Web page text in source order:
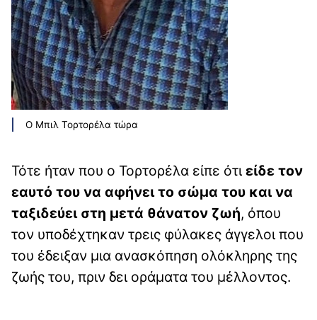
Ο Μπιλ Τορτορέλα τώρα
Τότε ήταν που ο Τορτορέλα είπε ότι είδε τον
εαυτό του να αφήνει το σώμα του και να
ταξιδεύει στη μετά θάνατον ζωή, όπου
τον υποδέχτηκαν τρεις φύλακες άγγελοι που
του έδειξαν μια ανασκόπηση ολόκληρης της
ζωής του, πριν δει οράματα του μέλλοντος.